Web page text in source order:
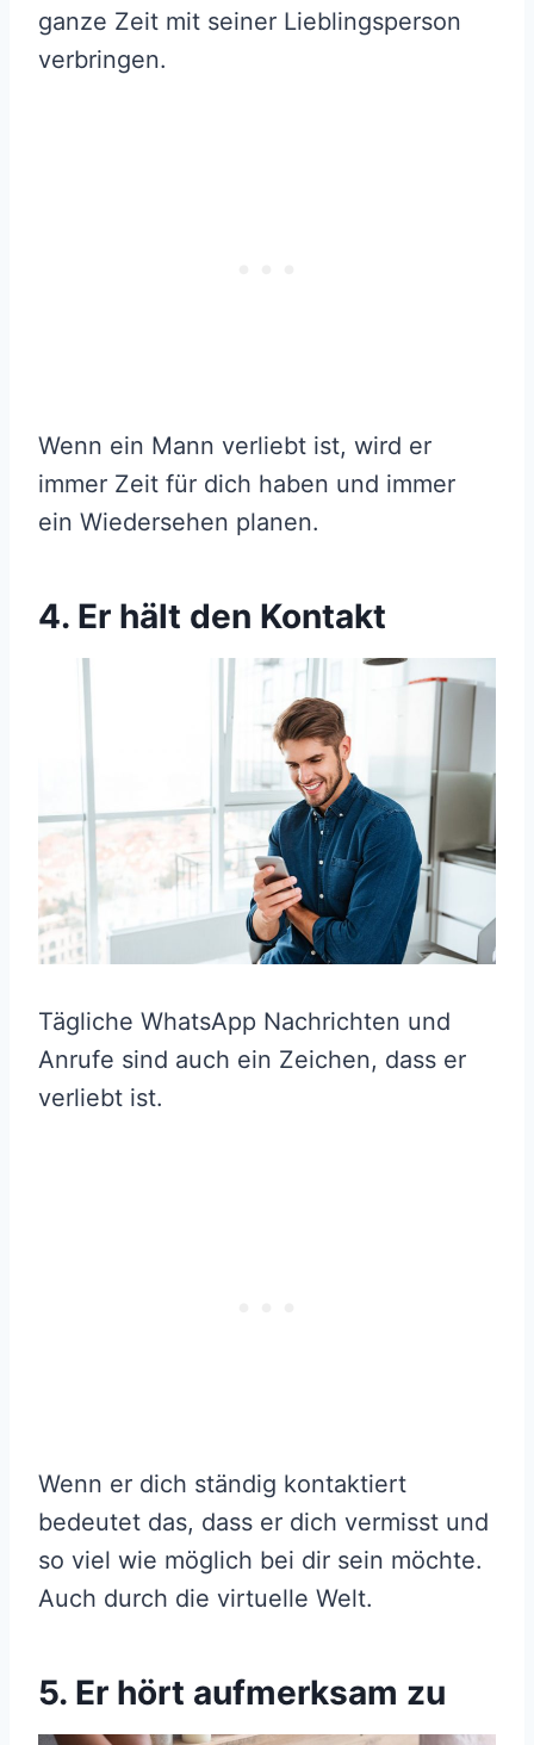
ganze Zeit mit seiner Lieblingsperson
verbringen.
Wenn ein Mann verliebt ist, wird er
immer Zeit für dich haben und immer
ein Wiedersehen planen.
4. Er hält den Kontakt
Tägliche WhatsApp Nachrichten und
Anrufe sind auch ein Zeichen, dass er
verliebt ist.
Wenn er dich ständig kontaktiert
bedeutet das, dass er dich vermisst und
so viel wie möglich bei dir sein möchte.
Auch durch die virtuelle Welt.
5. Er hört aufmerksam zu